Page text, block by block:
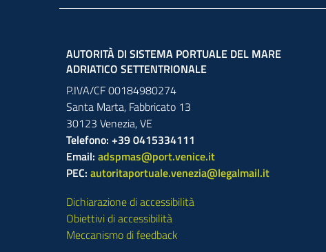
AUTORITÀ DI SISTEMA PORTUALE DEL MARE
ADRIATICO SETTENTRIONALE
P.IVA/CF 00184980274
Santa Marta, Fabbricato 13
30123 Venezia,VE
Telefono: +39 0415334111
Email: adspmas@port.venice.it
PEC: autoritaportuale.venezia@legalmail.it
Dichiarazione di accessibilità
Obiettivi di accessibilità
Meccanismo di feedback